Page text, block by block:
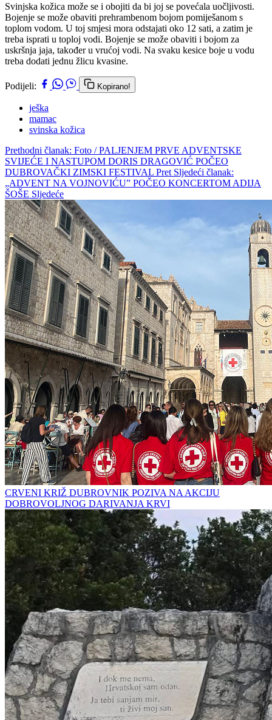
Svinjska kožica može se i obojiti da bi joj se povećala uočljivosti.
Bojenje se može obaviti prehrambenom bojom pomiješanom s
toplom vodom. U toj smjesi mora odstajati oko 12 sati, a zatim je
treba isprati u toploj vodi. Bojenje se može obaviti i bojom za
uskršnja jaja, također u vrućoj vodi. Na svaku kesice boje u vodu
treba dodati jednu žlicu kvasine.
Podijeli: Kopirano!
ješka
mamac
svinska kožica
Prethodni članak: Foto / PALJENJEM PRVE ADVENTSKE
SVIJEĆE I NASTUPOM DORIS DRAGOVIĆ POČEO
DUBROVAČKI ZIMSKI FESTIVAL Pret Sljedeći članak:
„ADVENT NA VOJNOVIĆU” POČEO KONCERTOM ADIJA
ŠOŠE Sljedeće
CRVENI KRIŽ DUBROVNIK POZIVA NA AKCIJU
DOBROVOLJNOG DARIVANJA KRVI